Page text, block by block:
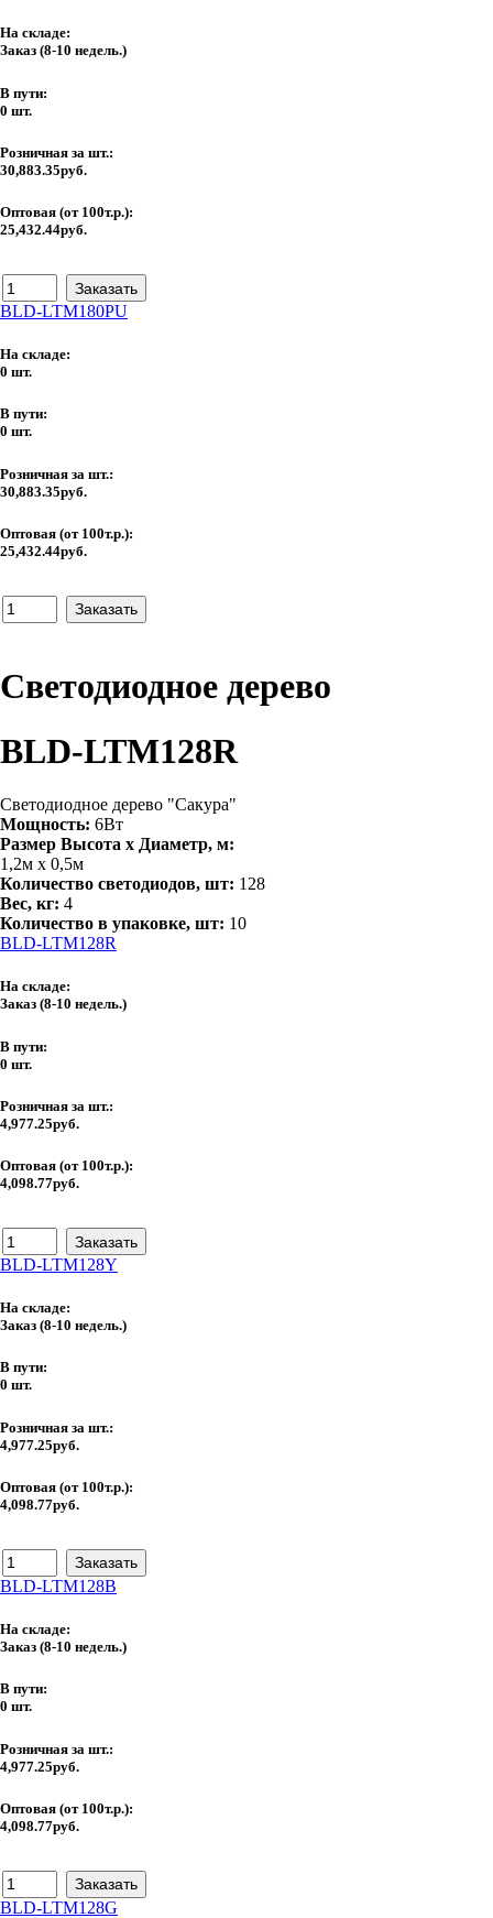
На складе:
Заказ (8-10 недель.)
В пути:
0 шт.
Розничная за шт.:
30,883.35руб.
Оптовая (от 100т.р.):
25,432.44руб.
BLD-LTM180PU
На складе:
0 шт.
В пути:
0 шт.
Розничная за шт.:
30,883.35руб.
Оптовая (от 100т.р.):
25,432.44руб.
Светодиодное дерево
BLD-LTM128R
Светодиодное дерево "Сакура"
Мощность: 6Вт
Размер Высота х Диаметр, м:
1,2м х 0,5м
Количество светодиодов, шт: 128
Вес, кг: 4
Количество в упаковке, шт: 10
BLD-LTM128R
На складе:
Заказ (8-10 недель.)
В пути:
0 шт.
Розничная за шт.:
4,977.25руб.
Оптовая (от 100т.р.):
4,098.77руб.
BLD-LTM128Y
На складе:
Заказ (8-10 недель.)
В пути:
0 шт.
Розничная за шт.:
4,977.25руб.
Оптовая (от 100т.р.):
4,098.77руб.
BLD-LTM128B
На складе:
Заказ (8-10 недель.)
В пути:
0 шт.
Розничная за шт.:
4,977.25руб.
Оптовая (от 100т.р.):
4,098.77руб.
BLD-LTM128G